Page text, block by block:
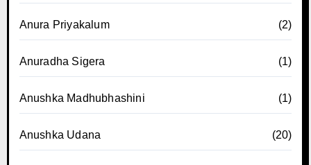
Anura Priyakalum (2)
Anuradha Sigera (1)
Anushka Madhubhashini (1)
Anushka Udana (20)